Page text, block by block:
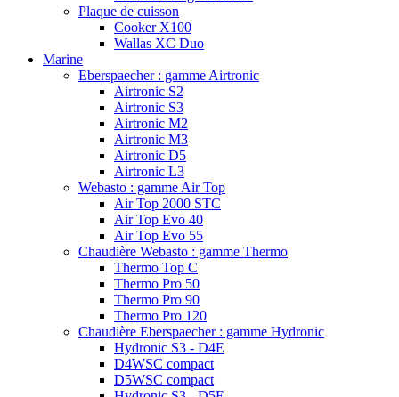
Plaque de cuisson
Cooker X100
Wallas XC Duo
Marine
Eberspaecher : gamme Airtronic
Airtronic S2
Airtronic S3
Airtronic M2
Airtronic M3
Airtronic D5
Airtronic L3
Webasto : gamme Air Top
Air Top 2000 STC
Air Top Evo 40
Air Top Evo 55
Chaudière Webasto : gamme Thermo
Thermo Top C
Thermo Pro 50
Thermo Pro 90
Thermo Pro 120
Chaudière Eberspaecher : gamme Hydronic
Hydronic S3 - D4E
D4WSC compact
D5WSC compact